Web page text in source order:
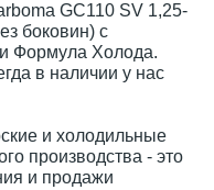
GC110 SV 1,25-
боковин) с
Формула Холода.
в наличии у нас
и холодильные
производства - это
и продажи